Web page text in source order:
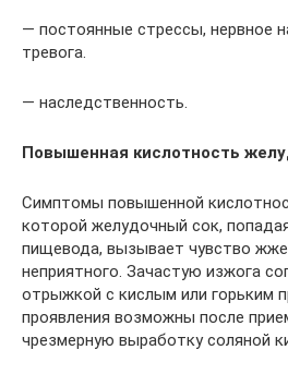
— постоянные стрессы, нервное
тревога.
— наследственность.
Повышенная кислотность
Симптомы повышенной
которой желудочный сок,
пищевода, вызывает чувство
неприятного. Зачастую изжога
отрыжкой с кислым или горьким
проявления возможны после
чрезмерную выработку соляной